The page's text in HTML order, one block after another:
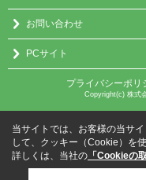
お問い合わせ
PCサイト
プライバシーポリ
Copyright(c) 株式
当サイトでは、お客様の当サ
して、クッキー（Cookie）を
詳しくは、当社の 「Cookieの